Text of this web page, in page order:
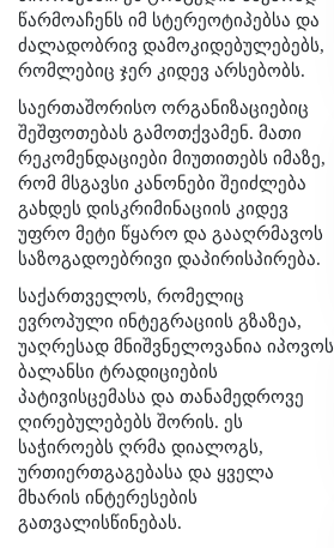
წარმოაჩენს იმ სტერეოტიპებსა და
ძალადობრივ დამოკიდებულებებს,
რომლებიც ჯერ კიდევ არსებობს.
საერთაშორისო ორგანიზაციებიც
შეშფოთებას გამოთქვამენ. მათი
რეკომენდაციები მიუთითებს იმაზე,
რომ მსგავსი კანონები შეიძლება
გახდეს დისკრიმინაციის კიდევ
უფრო მეტი წყარო და გააღრმავოს
საზოგადოებრივი დაპირისპირება.
საქართველოს, რომელიც
ევროპული ინტეგრაციის გზაზეა,
უაღრესად მნიშვნელოვანია იპოვოს
ბალანსი ტრადიციების
პატივისცემასა და თანამედროვე
ღირებულებებს შორის. ეს
საჭიროებს ღრმა დიალოგს,
ურთიერთგაგებასა და ყველა
მხარის ინტერესების
გათვალისწინებას.